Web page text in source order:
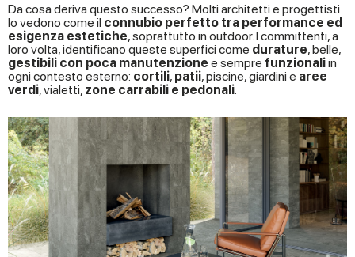
Da cosa deriva questo successo? Molti architetti e progettisti
lo vedono come il connubio perfetto tra performance ed
esigenza estetiche, soprattutto in outdoor. I committenti, a
loro volta, identificano queste superfici come durature, belle,
gestibili con poca manutenzione e sempre funzionaliin
ogni contesto esterno: cortili, patii, piscine, giardini e aree
verdi, vialetti, zone carrabili e pedonali